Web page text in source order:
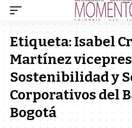
Etiqueta: Isabel
Martínez
Sostenibilidad y
Corporativos del
Bogotá